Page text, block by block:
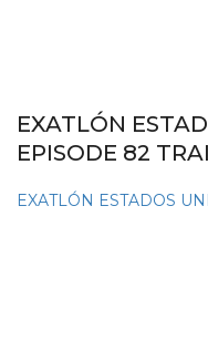
EXATLÓN
EPISODE 82
EXATLÓN ESTADOS